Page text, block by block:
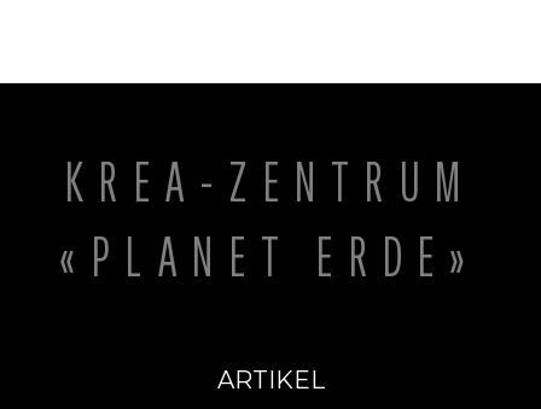
KREA-ZENTRUM
«PLANET ERDE»
ARTIKEL